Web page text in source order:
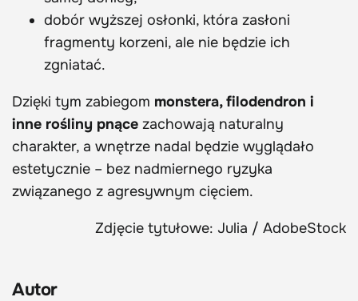
dobór wyższej osłonki, która zasłoni
fragmenty korzeni, ale nie będzie ich
zgniatać.
Dzięki tym zabiegom monstera, filodendron i
inne rośliny pnące zachowają naturalny
charakter, a wnętrze nadal będzie wyglądało
estetycznie – bez nadmiernego ryzyka
związanego z agresywnym cięciem.
Zdjęcie tytułowe: Julia / AdobeStock
Autor